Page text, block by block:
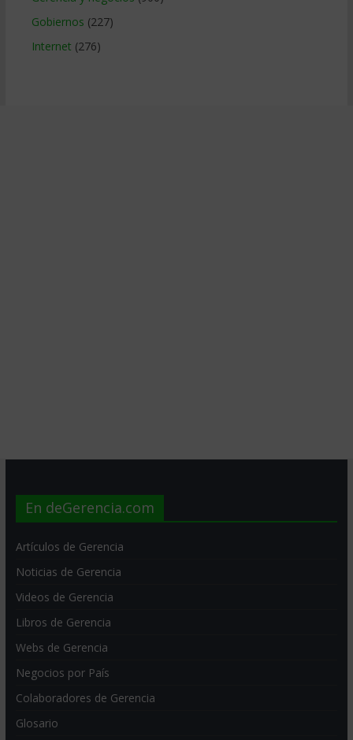
Gobiernos (227)
Internet (276)
En deGerencia.com
Artículos de Gerencia
Noticias de Gerencia
Videos de Gerencia
Libros de Gerencia
Webs de Gerencia
Negocios por País
Colaboradores de Gerencia
Glosario